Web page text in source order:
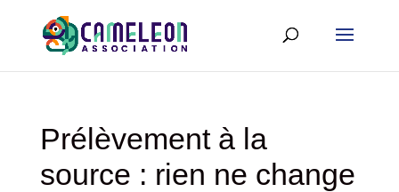
Prélèvement à la
source : rien ne change